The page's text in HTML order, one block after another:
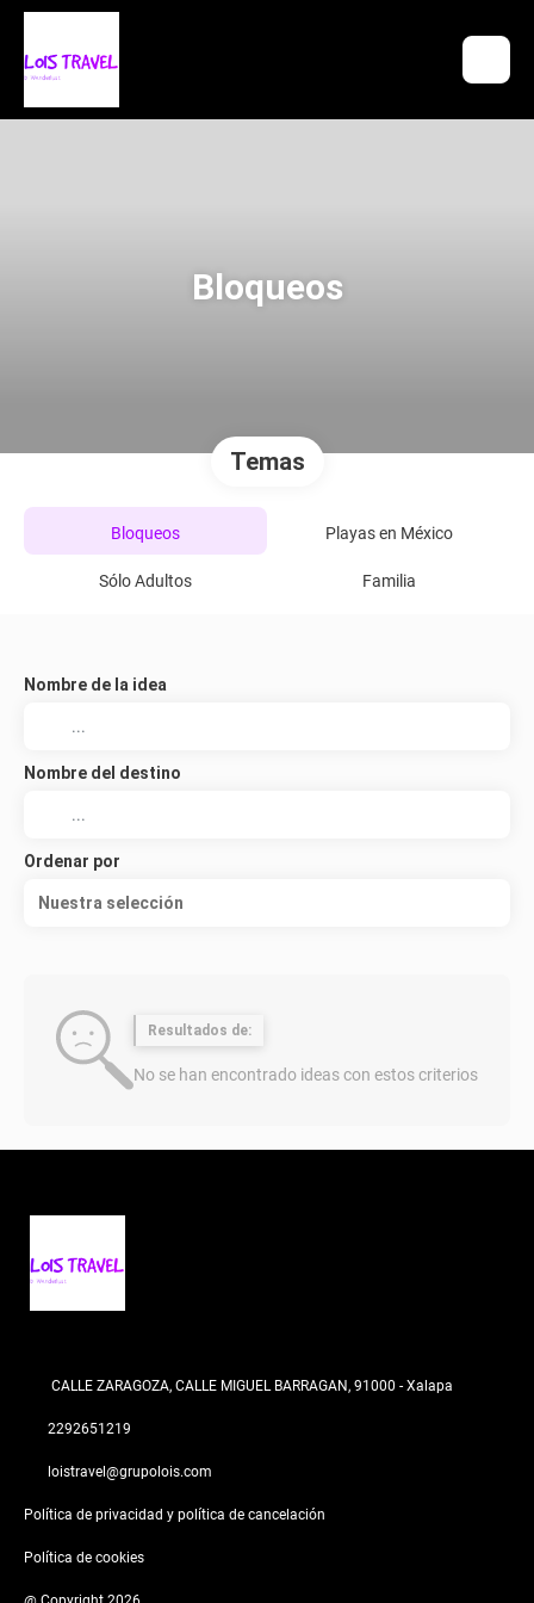
Bloqueos
Temas
Bloqueos Playas en México
Sólo Adultos Familia
Nombre de la idea
Nombre del destino
Ordenar por
Nuestra selección
Resultados de:
No se han encontrado ideas con estos criterios
CALLE ZARAGOZA, CALLE MIGUEL BARRAGAN, 91000 - Xalapa
2292651219
loistravel@grupolois.com
Política de privacidad y política de cancelación
Política de cookies